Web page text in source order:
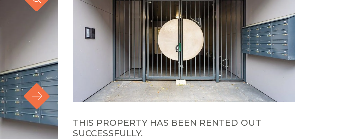
THIS PROPERTY HAS BEEN RENTED OUT
SUCCESSFULLY.